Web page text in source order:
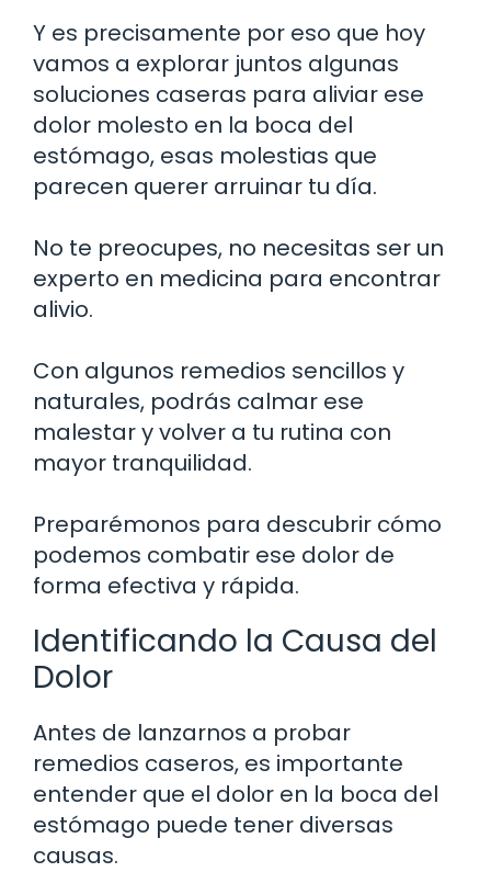
Y es precisamente por eso que hoy
vamos a explorar juntos algunas
soluciones caseras para aliviar ese
dolor molesto en la boca del
estómago, esas molestias que
parecen querer arruinar tu día.
No te preocupes, no necesitas ser un
experto en medicina para encontrar
alivio.
Con algunos remedios sencillos y
naturales, podrás calmar ese
malestar y volver a tu rutina con
mayor tranquilidad.
Preparémonos para descubrir cómo
podemos combatir ese dolor de
forma efectiva y rápida.
Identificando la Causa del
Dolor
Antes de lanzarnos a probar
remedios caseros, es importante
entender que el dolor en la boca del
estómago puede tener diversas
causas.